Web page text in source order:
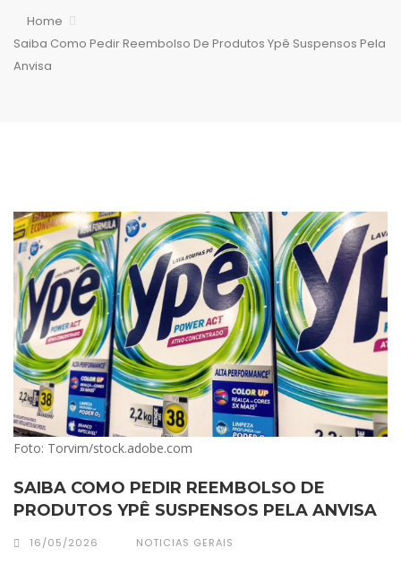
Home
Saiba Como Pedir Reembolso De Produtos Ypê Suspensos Pela
Anvisa
Foto: Torvim/stock.adobe.com
SAIBA COMO PEDIR REEMBOLSO DE
PRODUTOS YPÊ SUSPENSOS PELA ANVISA
16/05/2026 NOTICIAS GERAIS